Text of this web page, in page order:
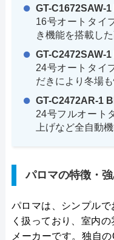
GT-C1672SAW-1
16号オートタイ
き機能を搭載し
GT-C2472SAW-1
24号オートタイ
だきにより冬場
GT-C2472AR-1
24号フルオート
上げなど全自動
パロマの特徴・
パロマは、シンプル
く扱っており、室内
メーカーです。独自